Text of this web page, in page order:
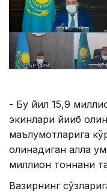
- Бу йил 15,9
экинлари йиғиб
маълумотларига
олинадиган ғалла
миллион тоннани
Вазирнинг